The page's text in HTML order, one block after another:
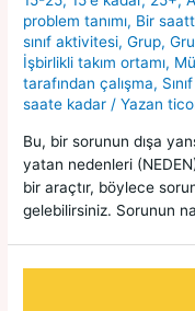
problem tanımı, Bir
sınıf aktivitesi,Grup,
İşbirlikli takım ortamı,
tarafından çalışma,
saate kadar / Yazan
Bu, bir sorunun dışa
yatan nedenleri
bir araçtır, böylece
gelebilirsiniz. Sorunun